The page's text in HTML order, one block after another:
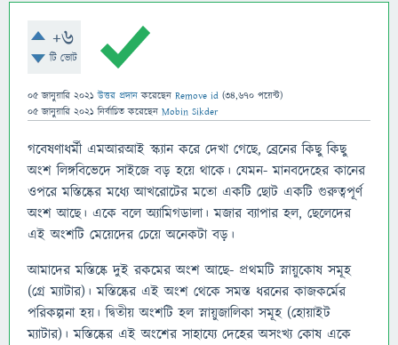
+6
টি ভোট
05 জানুয়ারি 2021 উত্তর প্রদান করেছেন Remove id (34,670 পয়েন্ট)
05 জানুয়ারি 2021 নির্বাচিত করেছেন Mobin Sikder
গবেষণাধর্মী এমআরআই স্ক্যান করে দেখা গেছে, ব্রেনের কিছু কিছু
অংশ লিঙ্গবিভেদে সাইজে বড় হয়ে থাকে। যেমন- মানবদেহের কানের
ওপরে মস্তিষ্কের মধ্যে আখরোটের মতো একটি ছোট একটি গুরুত্বপূর্ণ
অংশ আছে। একে বলে অ্যামিগডালা। মজার ব্যাপার হল, ছেলেদের
এই অংশটি মেয়েদের চেয়ে অনেকটা বড়।
আমাদের মস্তিষ্কে দুই রকমের অংশ আছে- প্রথমটি স্নায়ুকোষ সমূহ
(গ্রে ম্যাটার)। মস্তিষ্কের এই অংশ থেকে সমস্ত ধরনের কাজকর্মের
পরিকল্পনা হয়। দ্বিতীয় অংশটি হল স্নায়ুজালিকা সমূহ (হোয়াইট
ম্যাটার)। মস্তিষ্কের এই অংশের সাহায্যে দেহের অসংখ্য কোষ একে